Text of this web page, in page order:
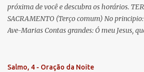
próxima de você e descubra os horários.
SACRAMENTO (Terço comum) No
Ave-Marias Contas grandes: Ó meu Jesus,
Vós morra eu! Nas contas pequenas:
Salmo, 4 - Oração da Noite